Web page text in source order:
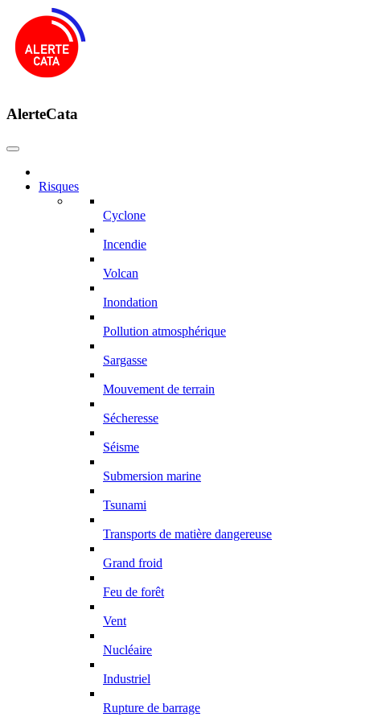
AlerteCata
Risques
Cyclone
Incendie
Volcan
Inondation
Pollution atmosphérique
Sargasse
Mouvement de terrain
Sécheresse
Séisme
Submersion marine
Tsunami
Transports de matière dangereuse
Grand froid
Feu de forêt
Vent
Nucléaire
Industriel
Rupture de barrage